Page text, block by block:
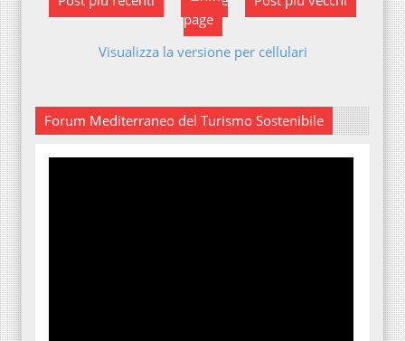
page
Visualizza la versione per cellulari
Forum Mediterraneo del Turismo Sostenibile